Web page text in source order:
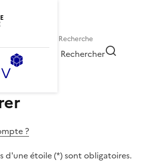
Rechercher
?
d'une étoile (*) sont obligatoires.